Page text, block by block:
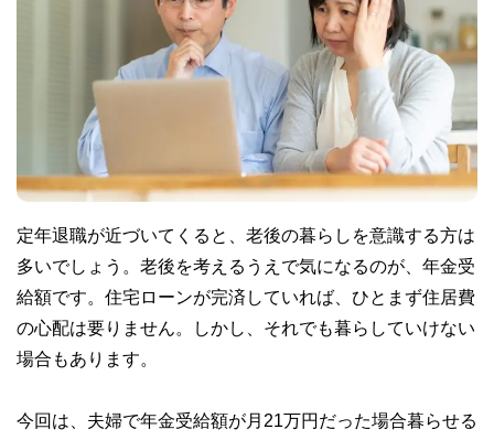
定年退職が近づいてくると、老後の暮らしを意識する方は
多いでしょう。老後を考えるうえで気になるのが、年金受
給額です。住宅ローンが完済していれば、ひとまず住居費
の心配は要りません。しかし、それでも暮らしていけない
場合もあります。
今回は、夫婦で年金受給額が月21万円だった場合暮らせる